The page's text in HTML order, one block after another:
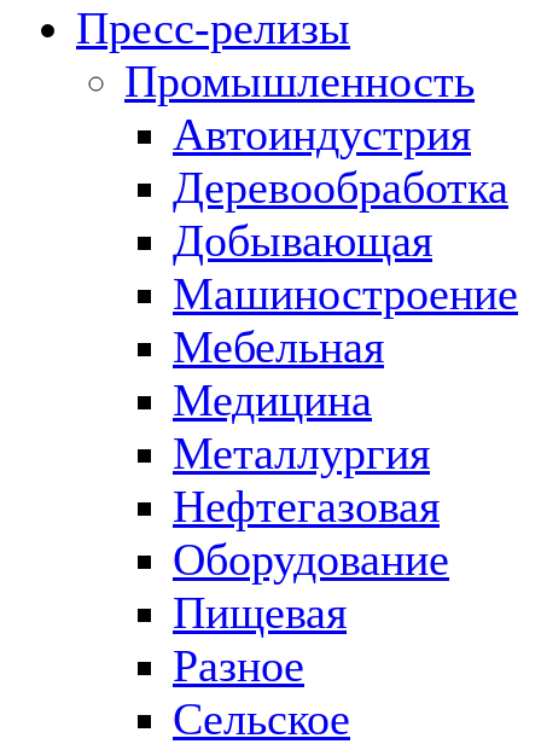
Пресс-релизы
Промышленность
Автоиндустрия
Деревообработка
Добывающая
Машиностроение
Мебельная
Медицина
Металлургия
Нефтегазовая
Оборудование
Пищевая
Разное
Сельское